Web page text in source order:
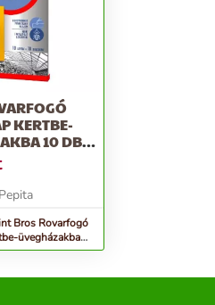
10 DB
Pepita
Bros Rovarfogó